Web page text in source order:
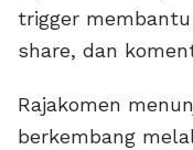
trigger
share, dan
Rajakomen
berkembang